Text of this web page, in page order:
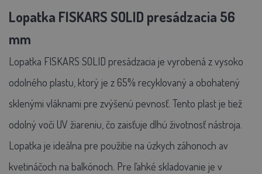
Lopatka FISKARS SOLID presádzacia 56
mm
Lopatka FISKARS SOLID presádzacia je vyrobená z vysoko
odolného plastu, ktorý je z 65% recyklovaný a obohatený
sklenými vláknami pre zvýšenú pevnosť. Tento plast je tiež
odolný voči UV žiareniu, čo zaisťuje dlhú životnosť nástroja.
Lopatka je ideálna pre použitie na úzkych záhonoch av
kvetináčoch na balkónoch. Pre ľahké skladovanie je v